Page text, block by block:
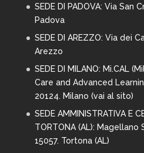
SEDE DI PADOVA: Via San
Padova
SEDE DI AREZZO: Via dei
Arezzo
SEDE DI MILANO: Mi.CAL
Care and Advanced
20124. Milano (vai al sito)
SEDE AMMINISTRATIVA E
TORTONA (AL): Magellano
15057. Tortona (AL)